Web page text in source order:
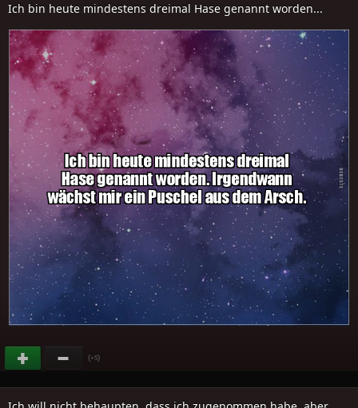
Ich bin heute mindestens dreimal Hase genannt worden...
(+5)